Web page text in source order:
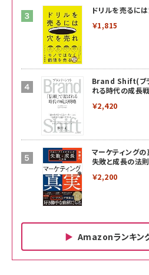
ドリルを売るに
￥1,815
Brand Shift(ブラ
れる時代の成長
￥2,420
マーケティング
失敗と成長の法則
￥2,200
Amazonランキン